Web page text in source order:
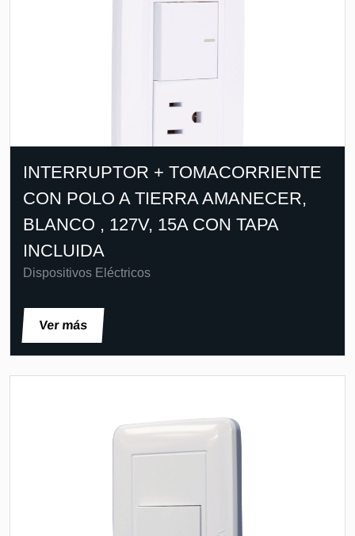
INTERRUPTOR + TOMACORRIENTE
CON POLO A TIERRA AMANECER,
BLANCO , 127V, 15A CON TAPA
INCLUIDA
Dispositivos Eléctricos
Ver más